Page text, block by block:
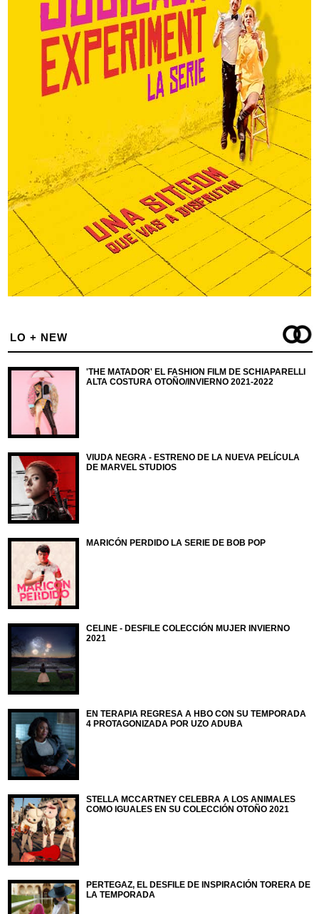
LO + NEW
'THE MATADOR' EL FASHION FILM DE SCHIAPARELLI
ALTA COSTURA OTOÑO/INVIERNO 2021-2022
VIUDA NEGRA - ESTRENO DE LA NUEVA PELÍCULA
DE MARVEL STUDIOS
MARICÓN PERDIDO LA SERIE DE BOB POP
CELINE - DESFILE COLECCIÓN MUJER INVIERNO
2021
EN TERAPIA REGRESA A HBO CON SU TEMPORADA
4 PROTAGONIZADA POR UZO ADUBA
STELLA MCCARTNEY CELEBRA A LOS ANIMALES
COMO IGUALES EN SU COLECCIÓN OTOÑO 2021
PERTEGAZ, EL DESFILE DE INSPIRACIÓN TORERA DE
LA TEMPORADA